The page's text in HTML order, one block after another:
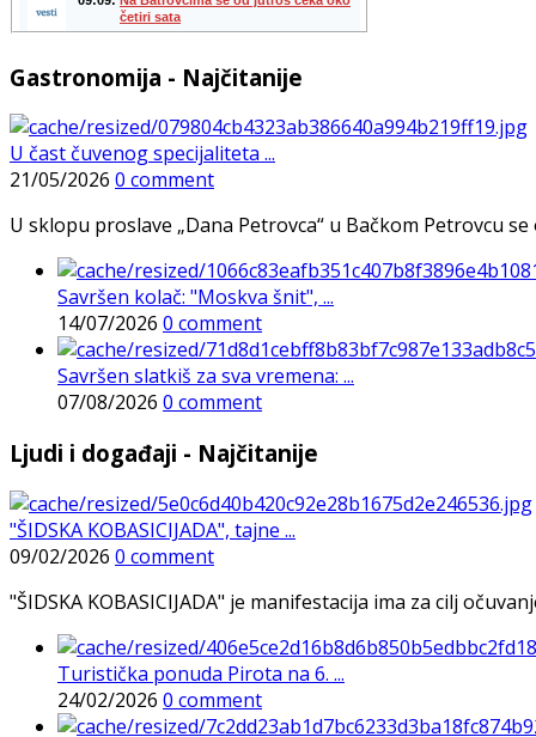
Gastronomija - Najčitanije
U čast čuvenog specijaliteta ...
21/05/2026 0 comment
U sklopu proslave „Dana Petrovca“ u Bačkom Petrovcu
Savršen kolač: "Moskva šnit", ...
14/07/2026 0 comment
Savršen slatkiš za sva vremena: ...
07/08/2026 0 comment
Ljudi i događaji - Najčitanije
"ŠIDSKA KOBASICIJADA", tajne ...
09/02/2026 0 comment
"ŠIDSKA KOBASICIJADA" je manifestacija ima za cilj
Turistička ponuda Pirota na 6. ...
24/02/2026 0 comment